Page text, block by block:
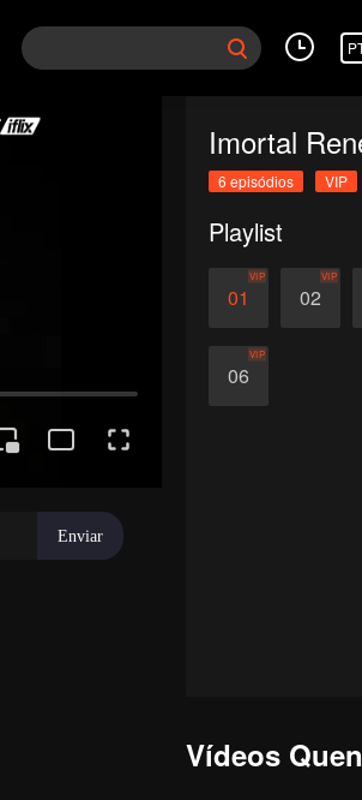
6 episódios VIP
Playlist
01
VIP
02
VIP
06
VIP
Vídeos